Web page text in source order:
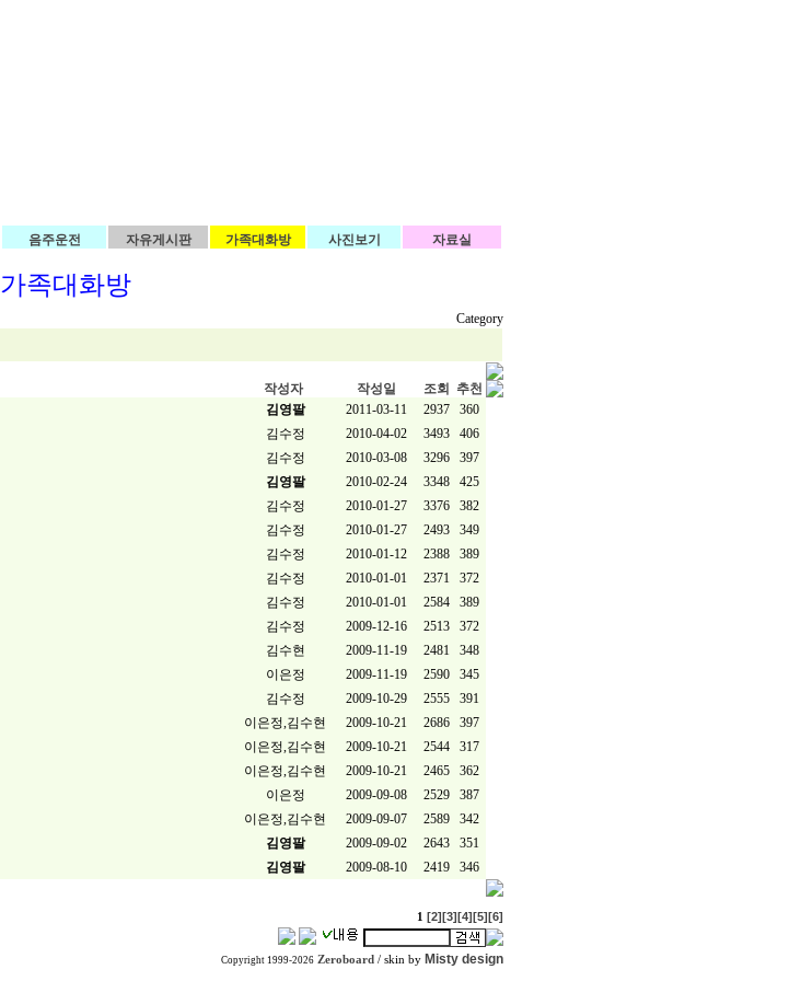
음주운전 자유게시판 가족대화방 사진보기 자료실
가족대화방
Category
작성자 작성일 조회
추천
김영팔 2011-03-11 2937
360
김수정 2010-04-02 3493
406
김수정 2010-03-08 3296
397
김영팔 2010-02-24 3348
425
김수정 2010-01-27 3376
382
김수정 2010-01-27 2493
349
김수정 2010-01-12 2388
389
김수정 2010-01-01 2371
372
김수정 2010-01-01 2584
389
김수정 2009-12-16 2513
372
김수현 2009-11-19 2481
348
이은정 2009-11-19 2590
345
김수정 2009-10-29 2555
391
이은정,김수현 2009-10-21 2686
397
이은정,김수현 2009-10-21 2544
317
이은정,김수현 2009-10-21 2465
362
이은정 2009-09-08 2529
387
이은정,김수현 2009-09-07 2589
342
김영팔 2009-09-02 2643
351
김영팔 2009-08-10 2419 346
1 [2][3][4][5][6]
Copyright 1999-2026 Zeroboard / skin by Misty design